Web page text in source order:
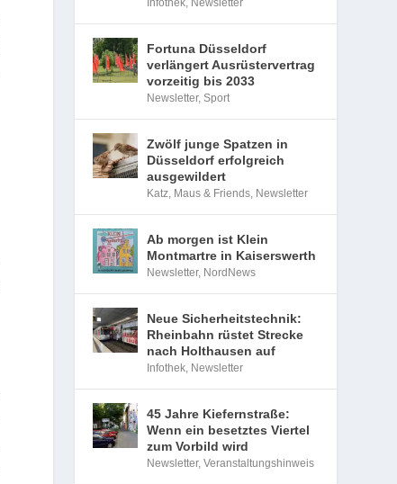
Infothek, Newsletter
Fortuna Düsseldorf
verlängert Ausrüstervertrag
vorzeitig bis 2033
Newsletter,Sport
Zwölf junge Spatzen in
Düsseldorf erfolgreich
ausgewildert
Katz, Maus & Friends, Newsletter
Ab morgen ist Klein
Montmartre in Kaiserswerth
Newsletter, NordNews
Neue Sicherheitstechnik:
Rheinbahn rüstet Strecke
nach Holthausen auf
Infothek, Newsletter
45 Jahre Kiefernstraße:
Wenn ein besetztes Viertel
zum Vorbild wird
Newsletter,Veranstaltungshinweis